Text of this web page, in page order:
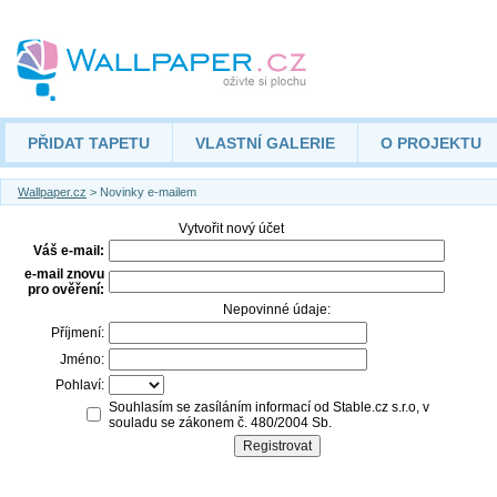
PŘIDAT TAPETU VLASTNÍ GALERIE O PROJEKTU
Wallpaper.cz > Novinky e-mailem